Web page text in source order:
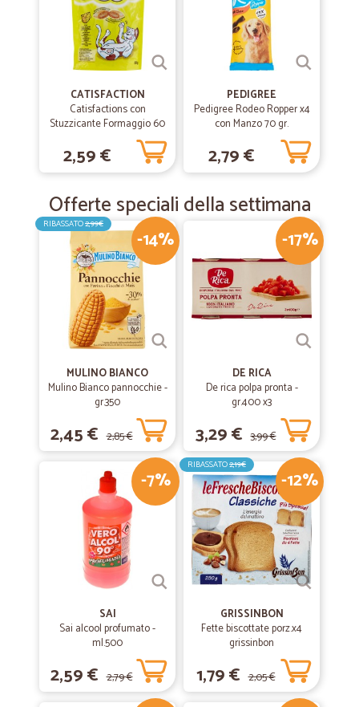
CATISFACTION
Catisfactions con
Stuzzicante Formaggio 60
2,59 €
PEDIGREE
Pedigree Rodeo Ropper x4
con Manzo 70 gr.
2,79 €
Offerte speciali della settimana
-14%
RIBASSATO2,99€
MULINO BIANCO
Mulino Bianco pannocchie -
gr.350
2,45 € 2,85 €
-17%
DE RICA
De rica polpa pronta -
gr.400 x3
3,29 € 3,99 €
-7%
SAI
Sai alcool profumato -
ml.500
2,59 € 2,79 €
-12%
RIBASSATO2,19€
GRISSINBON
Fette biscottate porz.x4
grissinbon
1,79 € 2,05 €